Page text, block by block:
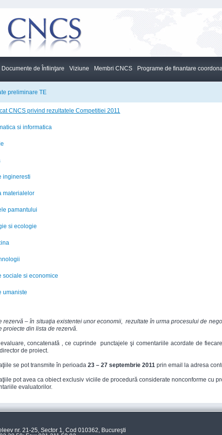
Documente de Înfiinţare Viziune Membri CNCS Programe de finantare
preliminare TE
CNCS privind rezultatele Competitiei 2011
si informatica
ingineresti
materialelor
pamantului
si ecologie
sociale si economice
umaniste
rezervă – în situaţia existentei unor economii, rezultate în urma procesului de
proiecte din lista de rezervă.
concatenată , ce cuprinde punctajele şi comentariile acordate de
de proiect.
se pot transmite în perioada 23 – 27 septembrie 2011 prin email la adresa
pot avea ca obiect exclusiv viciile de procedură considerate nonconforme cu
evaluatorilor.
nr. 21-25, Sector 1, Cod 010362, Bucureşti